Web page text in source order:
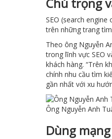
SEO (search
trên những trang
Theo ông Nguyễn
trong lĩnh vực SEO
khách hàng. “Trên
chính nhu cầu tìm
gần nhất với xu
Ông Nguyễn Anh
Dùng